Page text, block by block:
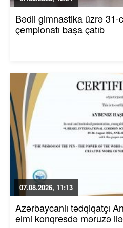
Bədii gimnastika üzrə 31-
çempionatı başa çatıb
07.08.2026, 11:13
Azərbaycanlı tədqiqatçı
elmi konqresdə məruzə ilə